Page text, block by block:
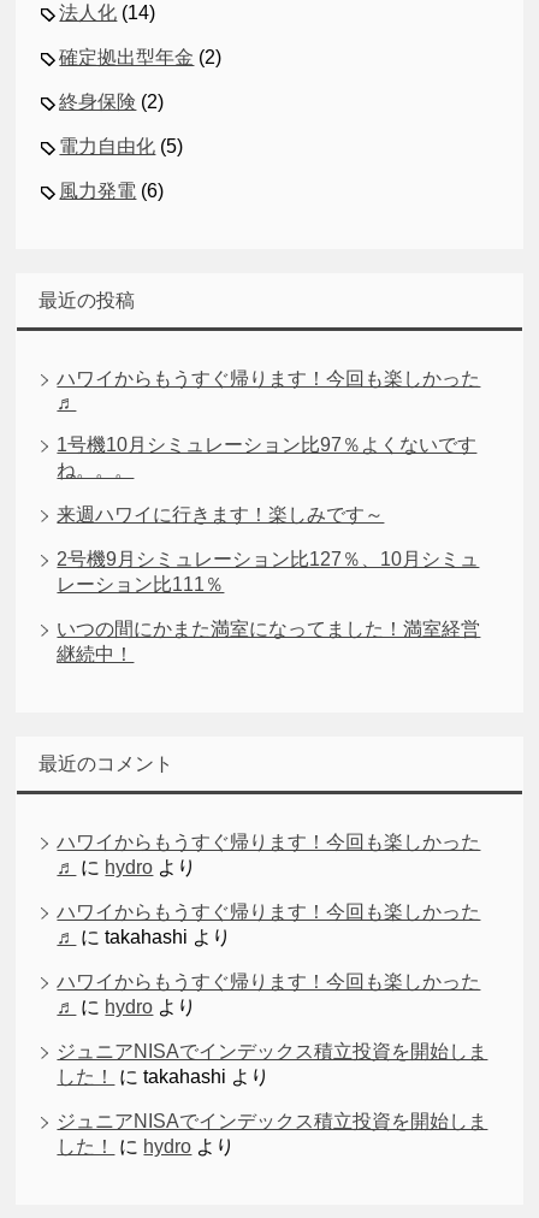
法人化 (14)
確定拠出型年金 (2)
終身保険 (2)
電力自由化 (5)
風力発電 (6)
最近の投稿
ハワイからもうすぐ帰ります！今回も楽しかった
♬
1号機10月シミュレーション比97％よくないです
ね。。。
来週ハワイに行きます！楽しみです～
2号機9月シミュレーション比127％、10月シミュ
レーション比111％
いつの間にかまた満室になってました！満室経営
継続中！
最近のコメント
ハワイからもうすぐ帰ります！今回も楽しかった
♬
に hydro より
ハワイからもうすぐ帰ります！今回も楽しかった
♬
にtakahashi より
ハワイからもうすぐ帰ります！今回も楽しかった
♬
に hydro より
ジュニアNISAでインデックス積立投資を開始しま
した！
にtakahashi より
ジュニアNISAでインデックス積立投資を開始しま
した！
に hydro より